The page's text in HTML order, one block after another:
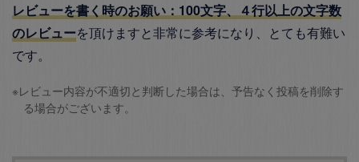
レビューを書く時のお願い：100文字、４行以上の文字数
のレビューを頂けますと非常に参考になり、とても有難い
です。
※レビュー内容が不適切と判断した場合は、予告なく投稿を削除す
る場合がございます。